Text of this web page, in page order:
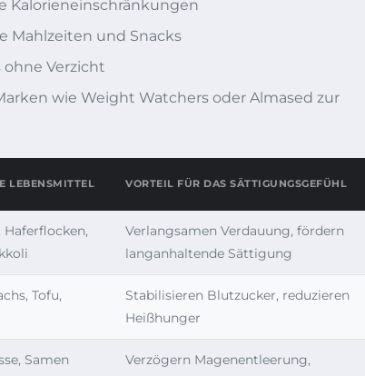
Kalorieneinschränkungen
Mahlzeiten und Snacks
ohne Verzicht
wie Weight Watchers oder Almased zur
LEBENSMITTEL VORTEIL FÜR DAS SÄTTIGUNGSGEFÜHL
Verlangsamen Verdauung, fördern
langanhaltende Sättigung
Tofu,
Stabilisieren Blutzucker, reduzieren
Heißhunger
Samen
Verzögern Magenentleerung,